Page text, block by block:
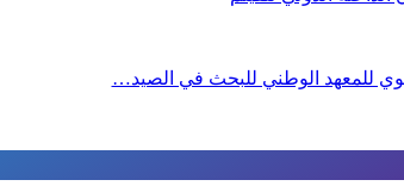
للمعهد الوطني للبحث في الصيد…